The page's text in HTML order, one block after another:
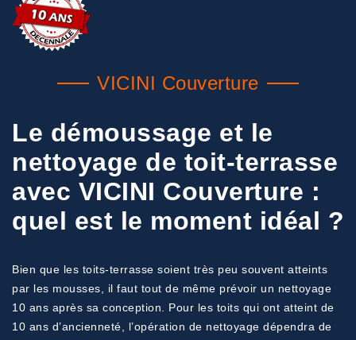
VICINI Couverture
Le démoussage et le
nettoyage de toit-terrasse
avec VICINI Couverture :
quel est le moment idéal ?
Bien que les toits-terrasse soient très peu souvent atteints
par les mousses, il faut tout de même prévoir un nettoyage
10 ans après sa conception. Pour les toits qui ont atteint de
10 ans d’ancienneté, l’opération de nettoyage dépendra de